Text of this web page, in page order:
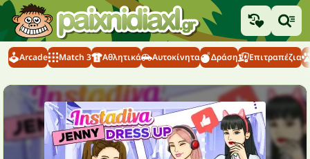
Arcade Match 3 Αθλητικά Αυτοκίνητα Δράση Επιτραπέζια